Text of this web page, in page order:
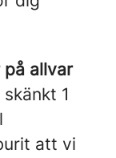
allvar
1
att vi